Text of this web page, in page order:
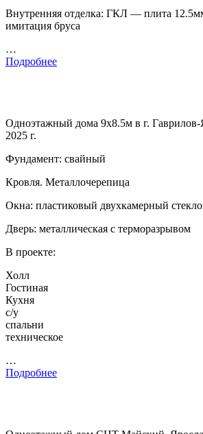
Внутренняя отделка: ГКЛ — плита
имитация бруса
…
Подробнее
Одноэтажный дома 9х8.5м в г. Гаврилов-
2025 г.
Фундамент: свайный
Кровля. Металлочерепица
Окна: пластиковый двухкамерный
Дверь: металлическая с терморазрывом
В проекте:
Холл
Гостиная
Кухня
с/у
спальни
техническое
…
Подробнее